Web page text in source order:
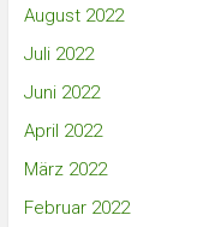
August 2022
Juli 2022
Juni 2022
April 2022
März 2022
Februar 2022